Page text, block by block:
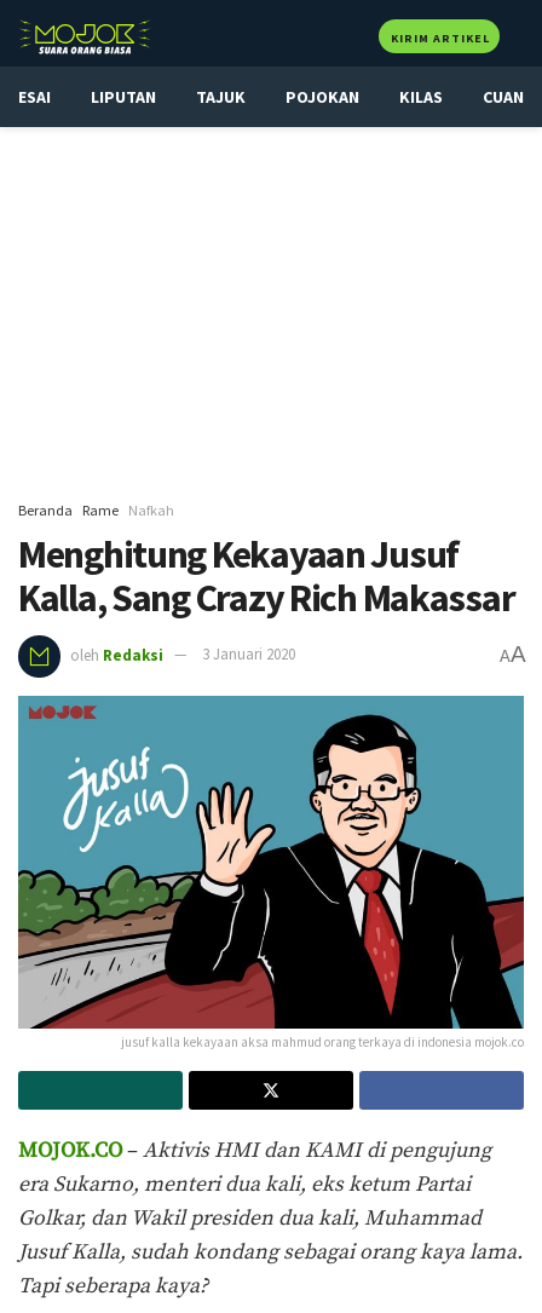
KIRIM ARTIKEL
ESAI LIPUTAN TAJUK POJOKAN KILAS CUAN
Beranda Rame Nafkah
Menghitung Kekayaan Jusuf
Kalla, Sang Crazy Rich Makassar
oleh Redaksi 3 Januari 2020 AA
jusuf kalla kekayaan aksa mahmud orang terkaya di indonesia mojok.co
MOJOK.CO–Aktivis HMI dan KAMI di pengujung
era Sukarno, menteri dua kali, eks ketum Partai
Golkar, dan Wakil presiden dua kali, Muhammad
Jusuf Kalla, sudah kondang sebagai orang kaya lama.
Tapi seberapa kaya?